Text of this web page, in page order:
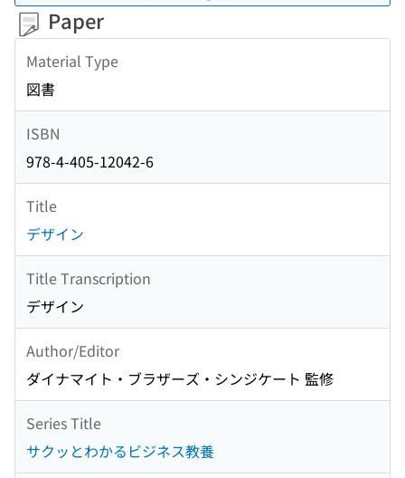
Paper
Material Type
図書
ISBN
978-4-405-12042-6
Title
デザイン
Title Transcription
デザイン
Author/Editor
ダイナマイト・ブラザーズ・シンジケート 監修
Series Title
サクッとわかるビジネス教養